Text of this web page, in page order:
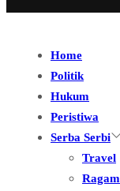
Home
Politik
Hukum
Peristiwa
Serba Serbi
Travel
Ragam